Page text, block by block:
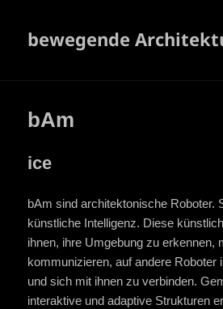
bewegende
bAm
ice
bAm sind architektonische Roboter.
künstliche Intelligenz. Diese
ihnen, ihre Umgebung zu erkennen,
kommunizieren, auf andere Roboter
und sich mit ihnen zu verbinden.
interaktive und adaptive Strukturen